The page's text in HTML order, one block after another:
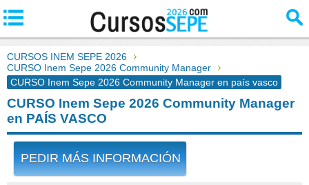
CURSOS INEM SEPE 2026
CURSO Inem Sepe 2026 Community Manager
CURSO Inem Sepe 2026 Community Manager en país vasco
CURSO Inem Sepe 2026 Community Manager
en PAÍS VASCO
PEDIR MÁS INFORMACIÓN